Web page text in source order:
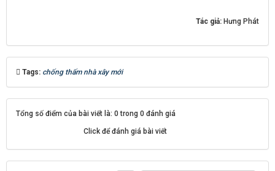
Tác giả: Hưng Phát
Tags: chống thấm nhà xây mới
Tổng số điểm của bài viết là: 0 trong 0 đánh giá
Click để đánh giá bài viết